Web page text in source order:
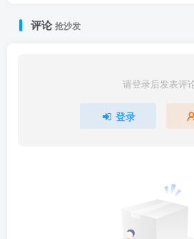
评论抢沙发
请登录后发表评
登录